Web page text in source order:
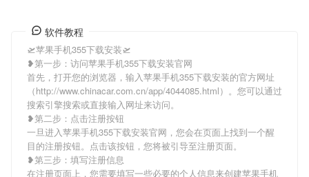
软件教程
🛫苹果手机355下载安装🛫
❥第一步：访问苹果手机355下载安装官网
首先，打开您的浏览器，输入苹果手机355下载安装的官方网址
（http://www.chinacar.com.cn/app/4044085.html）。您可以通过
搜索引擎搜索或直接输入网址来访问。
❥第二步：点击注册按钮
一旦进入苹果手机355下载安装官网，您会在页面上找到一个醒
目的注册按钮。点击该按钮，您将被引导至注册页面。
❥第三步：填写注册信息
在注册页面上，您需要填写一些必要的个人信息来创建苹果手机